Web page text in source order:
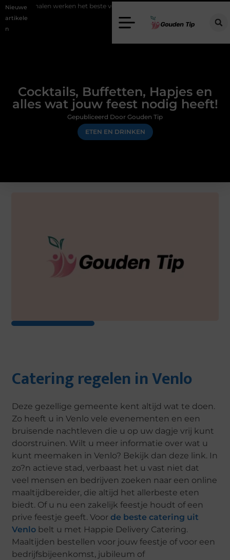
Nieuwe
artikele
n
het beste voor vastgoedmarketing?
Cocktails, Buffetten, Hapjes en
alles wat jouw feest nodig heeft!
ETEN EN DRINKEN
Gepubliceerd Door Gouden Tip
Catering regelen in Venlo
Deze gezellige gemeente kent altijd wat te doen.
Zo heeft u in Venlo vele evenementen en een
bruisende nachtleven die u op uw dagje vrij kunt
doorstruinen. Wilt u meer informatie over wat u
kunt meemaken in Venlo? Bekijk dan deze link. In
zo?n actieve stad, verbaast het u vast niet dat
veel mensen en bedrijven zoeken naar een online
maaltijdbereider, die altijd het allerbeste eten
biedt. Of u nu een zakelijk feestje houdt of een
prive feestje geeft. Voorde beste catering uit
Venlo belt u met Happie Delivery Catering.
Maaltijden bestellen voor jouw feestje of voor een
bedrijfsbijeenkomst, jubileum of